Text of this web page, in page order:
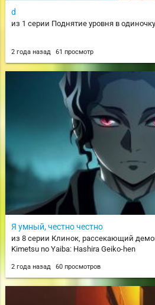
d
из 1 серии Поднятие уровня в
2 года назад 61 просмотр
Я умный, честно честно
из 8 серии Клинок, рассекающий
Kimetsu no Yaiba: Hashira Geiko-hen
2 года назад 60 просмотров